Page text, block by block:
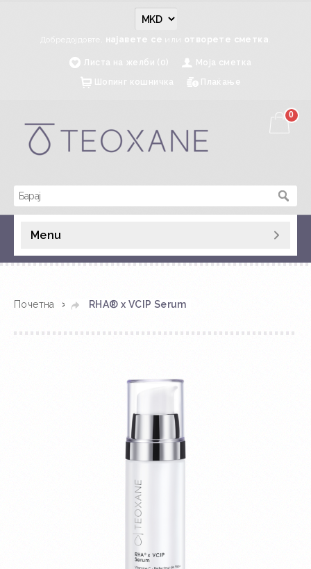
Добредојдовте, најавете се или отворете сметка
Листа на желби (0)
Моја сметка
Шопинг кошничка
Плаќање
0
Menu
Почетна » RHA® x VCIP Serum